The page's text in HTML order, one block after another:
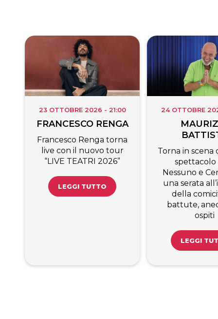
23 OTTOBRE 2026 - 21:00
FRANCESCO RENGA
Francesco Renga torna
live con il nuovo tour
“LIVE TEATRI 2026”
LEGGI TUTTO
24 OTTOBRE
Torna in scena
spettacolo
Nessuno e
una serata
della
battute,
ospiti
LEGGI